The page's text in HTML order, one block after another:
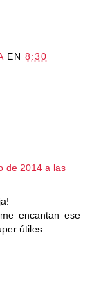
EN 8:30
de 2014 a las
encantan ese
útiles.